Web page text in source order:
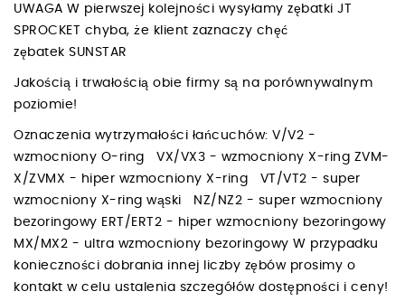
UWAGA W pierwszej kolejności wysyłamy zębatki JT
SPROCKET chyba, że klient zaznaczy chęć
zębatek SUNSTAR
Jakością i trwałością obie firmy są na porównywalnym
poziomie!
Oznaczenia wytrzymałości łańcuchów: V/V2 -
wzmocniony O-ring VX/VX3 - wzmocniony X-ring ZVM-
X/ZVMX - hiper wzmocniony X-ring VT/VT2 - super
wzmocniony X-ring wąski NZ/NZ2 - super wzmocniony
bezoringowy ERT/ERT2 - hiper wzmocniony bezoringowy
MX/MX2 - ultra wzmocniony bezoringowy W przypadku
konieczności dobrania innej liczby zębów prosimy o
kontakt w celu ustalenia szczegółów dostępności i ceny!